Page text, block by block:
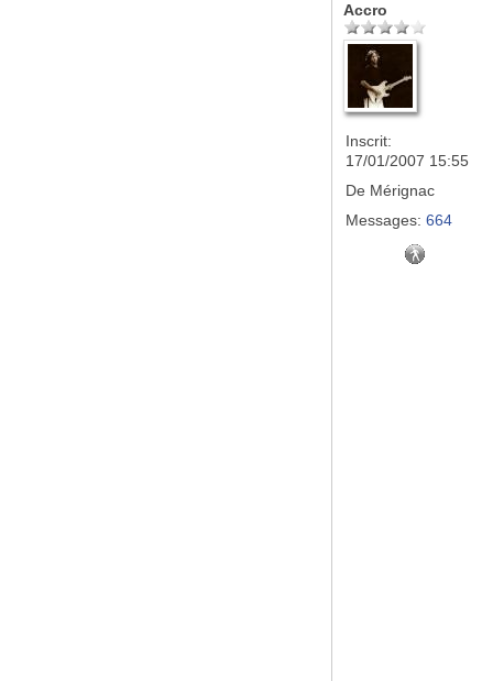
Accro
Inscrit:
17/01/2007 15:55
De Mérignac
Messages: 664